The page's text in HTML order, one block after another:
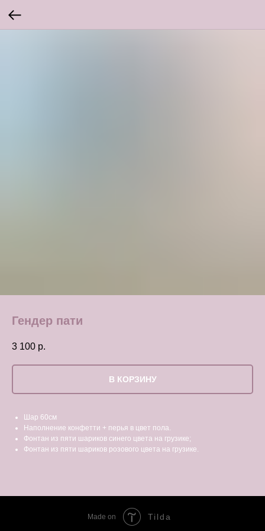
Гендер пати
3 100 р.
В КОРЗИНУ
Шар 60см
Наполнение конфетти + перья в цвет пола.
Фонтан из пяти шариков синего цвета на грузике;
Фонтан из пяти шариков розового цвета на грузике.
Made on Tilda